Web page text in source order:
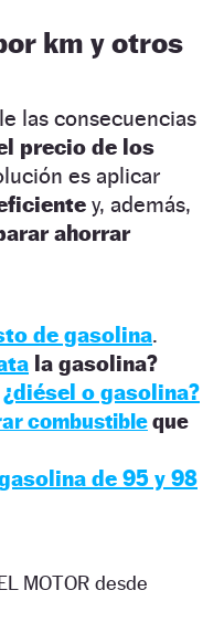
km y otros
las consecuencias
precio de los
es aplicar
y, además,
ahorrar
de gasolina.
la gasolina?
¿diésel o gasolina?
combustibleque
de 95 y 98
MOTOR desde